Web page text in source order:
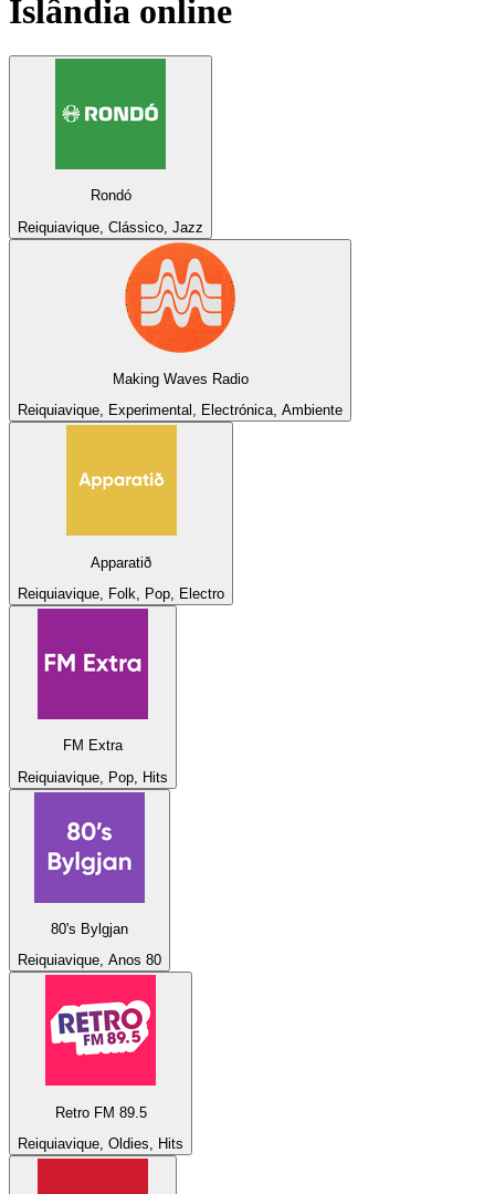
Islândia online
Rondó
Reiquiavique, Clássico, Jazz
Making Waves Radio
Reiquiavique, Experimental, Electrónica, Ambiente
Apparatið
Reiquiavique, Folk, Pop, Electro
FM Extra
Reiquiavique, Pop, Hits
80's Bylgjan
Reiquiavique, Anos 80
Retro FM 89.5
Reiquiavique, Oldies, Hits